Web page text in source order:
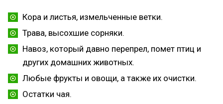
Кора и листья, измельченные ветки.
Трава, высохшие сорняки.
Навоз, который давно перепрел, помет птиц и
других домашних животных.
Любые фрукты и овощи, а также их очистки.
Остатки чая.